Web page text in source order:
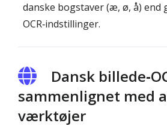
danske bogstaver (æ, ø, å) end
OCR‑indstillinger.
Dansk
sammenlignet med
værktøjer